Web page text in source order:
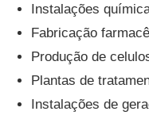
Fale Conosco
Pedir um orçamento
Iluminação à prova
Instalações
Fabricação
Produção de
Plantas de
Instalações de